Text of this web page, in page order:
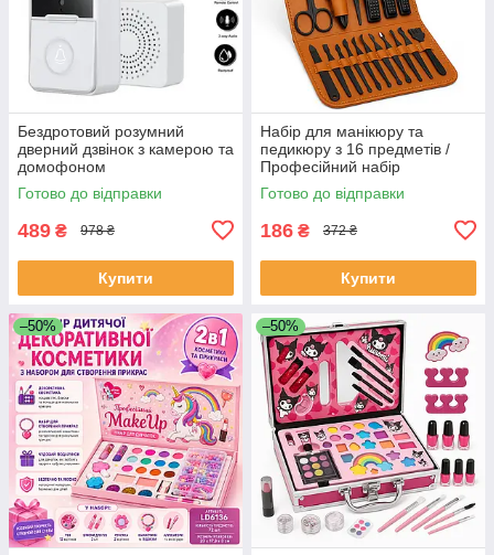
Бездротовий розумний
дверний дзвінок з камерою та
домофоном
водонепроникний DF-37
Готово до відправки
489 ₴ 978 ₴
Купити
Набір для манікюру та
педикюру з 16 предметів /
Професійний набір
інструментів 16 в 1 з
нержавіючої сталі у футлярі
Готово до відправки
186 ₴ 372 ₴
Купити
–50% –50%